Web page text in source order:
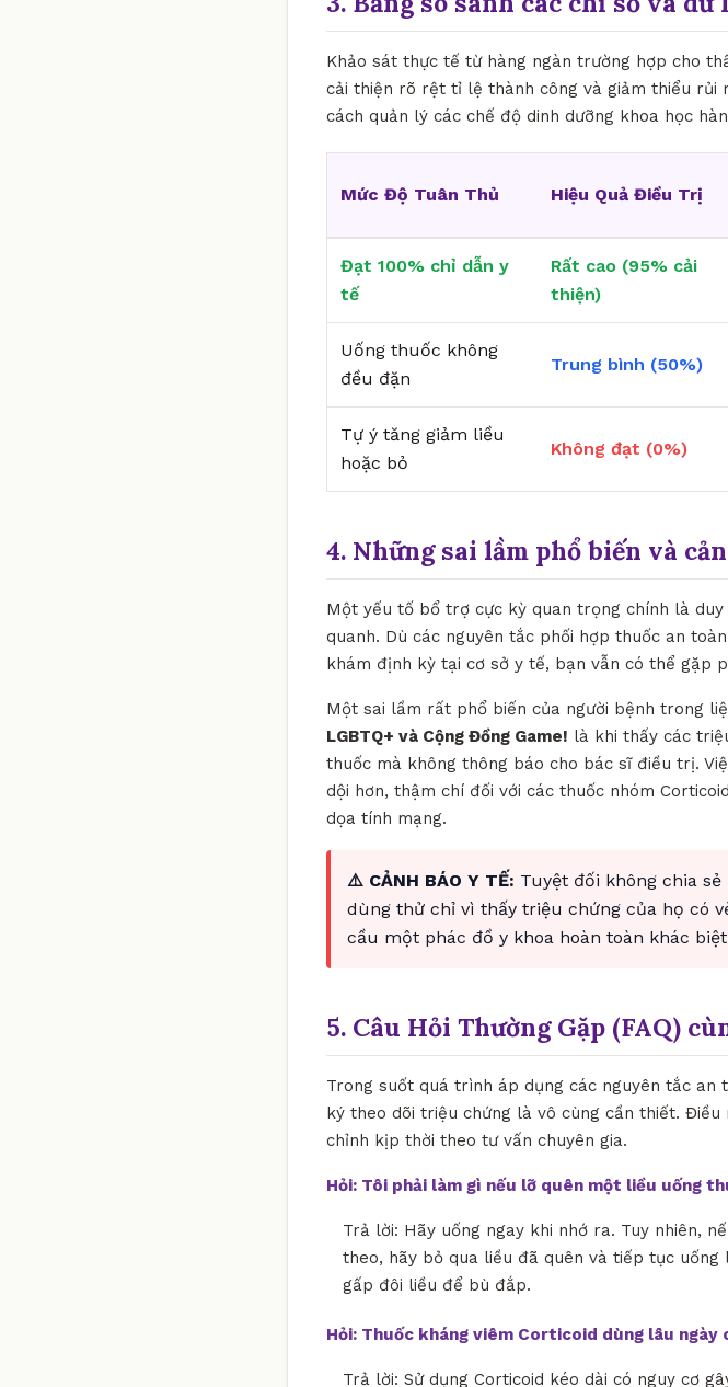
Khảo sát thực tế từ hàng ngàn trường hợp cho
cải thiện rõ rệt tỉ lệ thành công và giảm thiểu rủi
cách quản lý các chế độ dinh dưỡng khoa học
Mức Độ Tuân Thủ Hiệu Quả Điều Trị
Đạt 100% chỉ dẫn y
tế
Rất cao (95% cải
thiện)
Uống thuốc không
đều đặn
Trung bình (50%)
Tự ý tăng giảm liều
hoặc bỏ
Không đạt (0%)
4. Những sai lầm phổ biến và
Một yếu tố bổ trợ cực kỳ quan trọng chính là
quanh. Dù các nguyên tắc phối hợp thuốc an
khám định kỳ tại cơ sở y tế, bạn vẫn có thể gặp
Một sai lầm rất phổ biến của người bệnh trong
LGBTQ+ và Cộng Đồng Game! là khi thấy các
thuốc mà không thông báo cho bác sĩ điều trị.
dội hơn, thậm chí đối với các thuốc nhóm
dọa tính mạng.
⚠️ CẢNH BÁO Y TẾ: Tuyệt đối không chia
dùng thử chỉ vì thấy triệu chứng của họ có
cầu một phác đồ y khoa hoàn toàn khác
5. Câu Hỏi Thường Gặp (FAQ)
Trong suốt quá trình áp dụng các nguyên tắc an
ký theo dõi triệu chứng là vô cùng cần thiết.
chỉnh kịp thời theo tư vấn chuyên gia.
Hỏi: Tôi phải làm gì nếu lỡ quên một liều uống
Trả lời: Hãy uống ngay khi nhớ ra. Tuy nhiên,
theo, hãy bỏ qua liều đã quên và tiếp tục
gấp đôi liều để bù đắp.
Hỏi: Thuốc kháng viêm Corticoid dùng lâu ngày
Trả lời: Sử dụng Corticoid kéo dài có nguy cơ